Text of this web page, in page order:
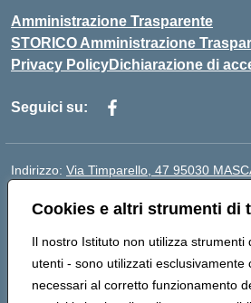
Cookies e altri strumenti di
Il nostro Istituto non utilizza strumenti
utenti - sono utilizzati esclusivamente
necessari al corretto funzionamento
Amministrazione Trasparente
STORICO Amministrazione
Privacy PolicyDichiarazione di
Seguici su:
Indirizzo: Via Timparello, 47 95030
Posta elettronica certificata (PEC):
Codice fiscale: 93238350875
Codice meccanografico: ctic8bc002
Codice Indice delle Pubbliche